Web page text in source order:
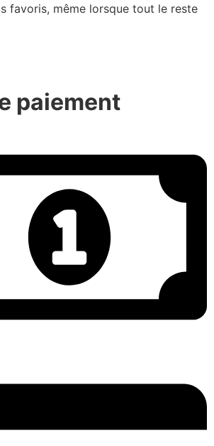
favoris, même lorsque tout le reste
paiement